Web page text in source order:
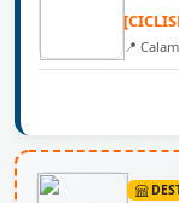
📍